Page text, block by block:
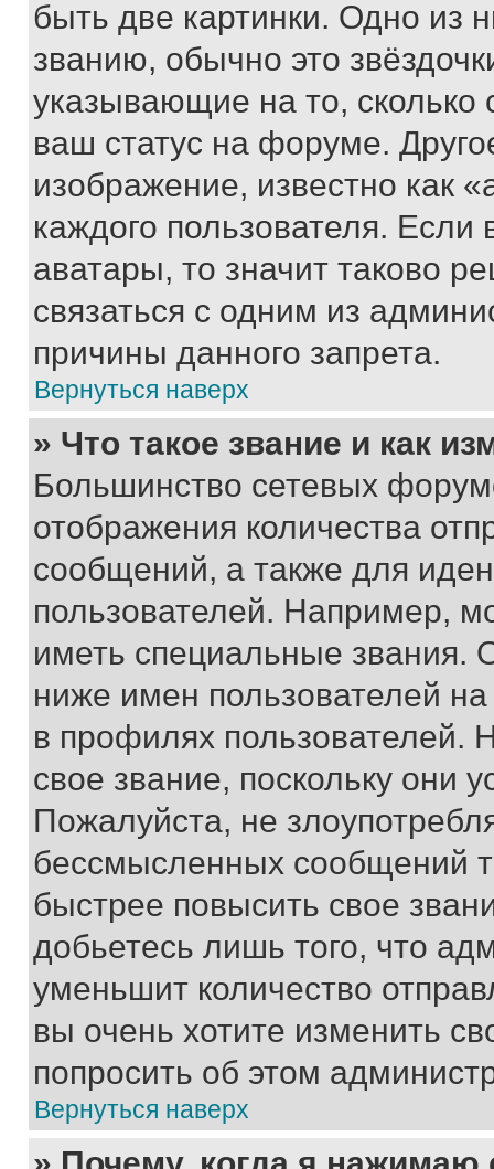
быть две картинки. Одно из
званию, обычно это
указывающие на то,
ваш статус на форуме.
изображение, известно как
каждого пользователя.
аватары, то значит таково
связаться с одним из
причины данного запрета.
Вернуться наверх
» Что такое звание и как
Большинство сетевых
отображения количества
сообщений, а также для
пользователей. Например,
иметь специальные звания.
ниже имен пользователей
в профилях
свое звание, поскольку они
Пожалуйста, не
бессмысленных сообщений
быстрее повысить свое
добьетесь лишь того, что
уменьшит количество
вы очень хотите изменить
попросить об этом
Вернуться наверх